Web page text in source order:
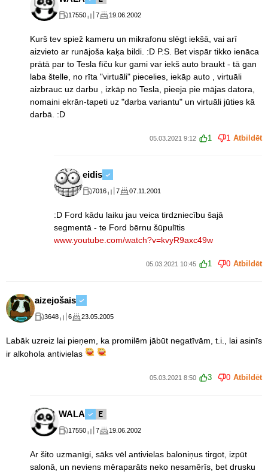
17550 7 19.06.2002
Kurš tev spiež kameru un mikrafonu slēgt iekšā, vai arī
aizvieto ar runājoša kaķa bildi. :D P.S. Bet vispār tikko ienāca
prātā par to Tesla fīču kur gami var iekš auto braukt - tā gan
laba štelle, no rīta "virtuāli" piecelies, iekāp auto , virtuāli
aizbrauc uz darbu , izkāp no Tesla, pieeja pie mājas datora,
nomaini ekrān-tapeti uz "darba variantu" un virtuāli jūties kā
darbā. :D
05.03.2021 9:12 1 1 Atbildēt
eidis
7016 7 07.11.2001
:D Ford kādu laiku jau veica tirdzniecību šajā
segmentā - te Ford bērnu šūpulītis
www.youtube.com/watch?v=kvyR9axc49w
05.03.2021 10:45 1 0 Atbildēt
aizejošais
3648 6 23.05.2005
Labāk uzreiz lai pieņem, ka promilēm jābūt negatīvām, t.i., lai asinīs
ir alkohola antivielas
05.03.2021 8:50 3 0 Atbildēt
WALA
17550 7 19.06.2002
Ar šito uzmanīgi, sāks vēl antivielas baloniņus tirgot, izpūt
salonā, un neviens mēraparāts neko nesamērīs, bet drusku